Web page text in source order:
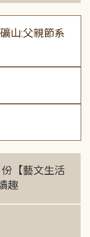
山:父親節系
份【藝文生活
趣